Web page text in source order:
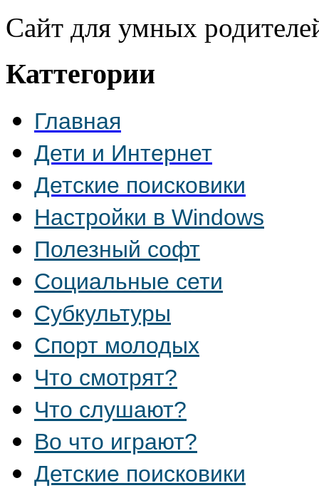
Сайт для умных
Каттегории
Главная
Дети и Интернет
Детские поисковики
Настройки в Windows
Полезный софт
Социальные сети
Субкультуры
Спорт молодых
Что смотрят?
Что слушают?
Во что играют?
Детские поисковики